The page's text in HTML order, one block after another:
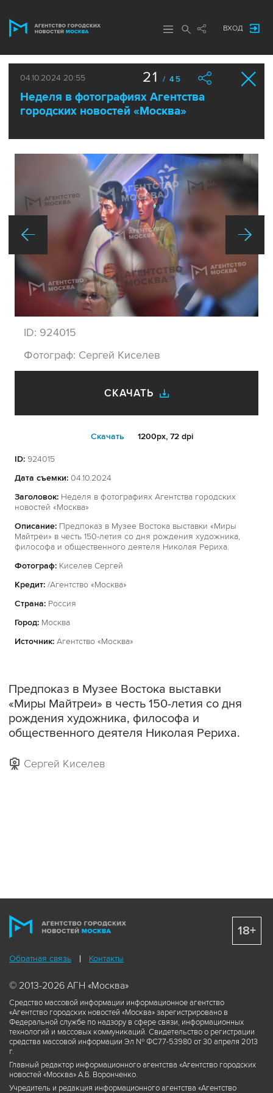
ВХОД
04.10.2024 20:55
Неделя в фотографиях Агентства
городских новостей «Москва»
21 / 45
ID: 924015
Фотограф: Сергей Киселев
СКАЧАТЬ
Cкачать 1200px, 72 dpi
ID: 924015
Дата съемки: 04.10.2024
Заголовок: Неделя в фотографиях Агентства городских
новостей «Москва»
Описание: Предпоказ в Музее Востока выставки «Миры
Майтреи» в честь 150-летия со дня рождения художника,
философа и общественного деятеля Николая Рериха.
Фотограф: Киселев Сергей
Кредит: /Агентство «Москва»
Страна: Россия
Город: Москва
Источник: Агентство «Москва»
Предпоказ в Музее Востока выставки
«Миры Майтреи» в честь 150-летия со дня
рождения художника, философа и
общественного деятеля Николая Рериха.
Сергей Киселев
Обратная связь Контакты
© 2013-2026 АГН «Москва»
Средство массовой информации информационное агентство
«Агентство городских новостей «Москва» зарегистрировано в
Федеральной службе по надзору в сфере связи, информационных
технологий и массовых коммуникаций. Свидетельство о регистрации
средства массовой информации Эл № ФС77-53980 от 30 апреля 2013
г.
Главный редактор информационного агентства «Агентство городских
новостей «Москва» А.Б. Воронченко.
Учредитель и редакция информационного агентства «Агентство
18+